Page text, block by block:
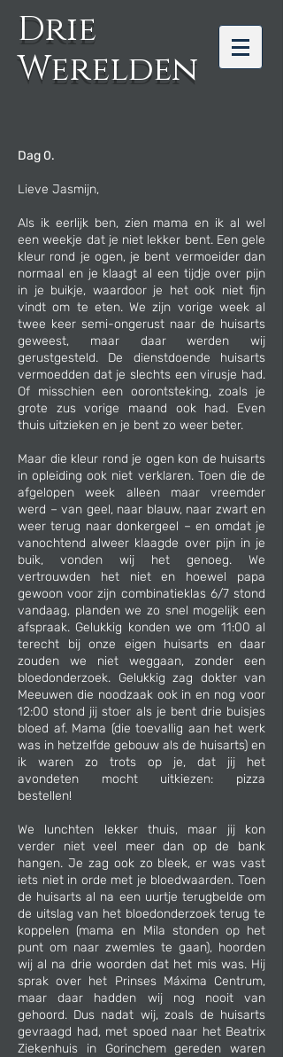
Drie
Werelden
Dag 0.
Lieve Jasmijn,
Als ik eerlijk ben, zien mama en ik al wel
een weekje dat je niet lekker bent. Een gele
kleur rond je ogen, je bent vermoeider dan
normaal en je klaagt al een tijdje over pijn
in je buikje, waardoor je het ook niet fijn
vindt om te eten. We zijn vorige week al
twee keer semi-ongerust naar de huisarts
geweest, maar daar werden wij
gerustgesteld. De dienstdoende huisarts
vermoedden dat je slechts een virusje had.
Of misschien een oorontsteking, zoals je
grote zus vorige maand ook had. Even
thuis uitzieken en je bent zo weer beter.
Maar die kleur rond je ogen kon de huisarts
in opleiding ook niet verklaren. Toen die de
afgelopen week alleen maar vreemder
werd – van geel, naar blauw, naar zwart en
weer terug naar donkergeel – en omdat je
vanochtend alweer klaagde over pijn in je
buik, vonden wij het genoeg. We
vertrouwden het niet en hoewel papa
gewoon voor zijn combinatieklas 6/7 stond
vandaag, planden we zo snel mogelijk een
afspraak. Gelukkig konden we om 11:00 al
terecht bij onze eigen huisarts en daar
zouden we niet weggaan, zonder een
bloedonderzoek. Gelukkig zag dokter van
Meeuwen die noodzaak ook in en nog voor
12:00 stond jij stoer als je bent drie buisjes
bloed af. Mama (die toevallig aan het werk
was in hetzelfde gebouw als de huisarts) en
ik waren zo trots op je, dat jij het
avondeten mocht uitkiezen: pizza
bestellen!
We lunchten lekker thuis, maar jij kon
verder niet veel meer dan op de bank
hangen. Je zag ook zo bleek, er was vast
iets niet in orde met je bloedwaarden. Toen
de huisarts al na een uurtje terugbelde om
de uitslag van het bloedonderzoek terug te
koppelen (mama en Mila stonden op het
punt om naar zwemles te gaan), hoorden
wij al na drie woorden dat het mis was. Hij
sprak over het Prinses Máxima Centrum,
maar daar hadden wij nog nooit van
gehoord. Dus nadat wij, zoals de huisarts
gevraagd had, met spoed naar het Beatrix
Ziekenhuis in Gorinchem gereden waren